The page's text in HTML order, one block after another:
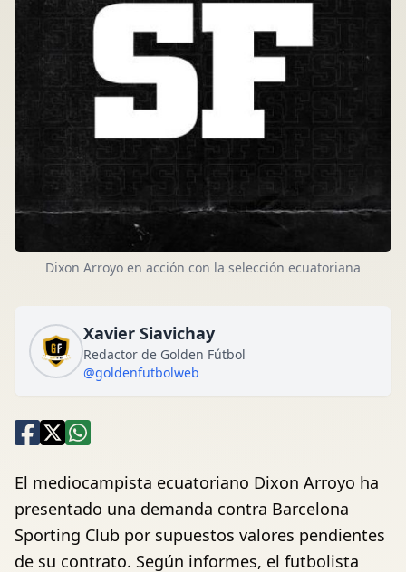
Dixon Arroyo en acción con la selección ecuatoriana
Xavier Siavichay
Redactor de Golden Fútbol
@goldenfutbolweb
El mediocampista ecuatoriano Dixon Arroyo ha
presentado una demanda contra Barcelona
Sporting Club por supuestos valores pendientes
de su contrato. Según informes, el futbolista